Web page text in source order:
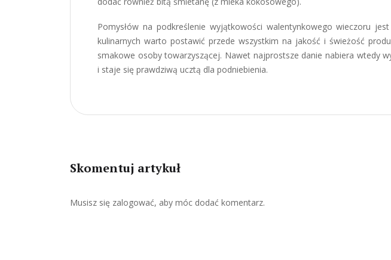
Pomysłów na podkreślenie wyjątkowości walentynkowego wieczoru
kulinarnych warto postawić przede wszystkim na jakość i świeżość
smakowe osoby towarzyszącej. Nawet najprostsze danie nabiera wtedy
i staje się prawdziwą ucztą dla podniebienia.
Skomentuj artykuł
Musisz się zalogować, aby móc dodać komentarz.